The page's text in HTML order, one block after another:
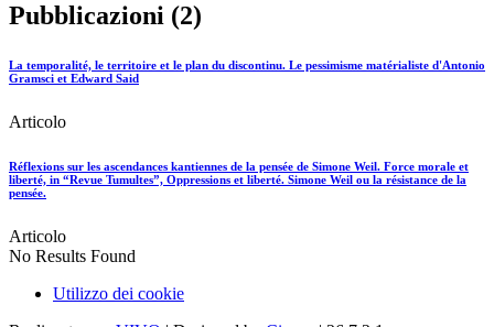
Pubblicazioni (2)
La temporalité, le territoire et le plan du discontinu. Le pessimisme matérialiste d'Antonio
Gramsci et Edward Said
Articolo
Réflexions sur les ascendances kantiennes de la pensée de Simone Weil. Force morale et
liberté, in “Revue Tumultes”, Oppressions et liberté. Simone Weil ou la résistance de la
pensée.
Articolo
No Results Found
Utilizzo dei cookie